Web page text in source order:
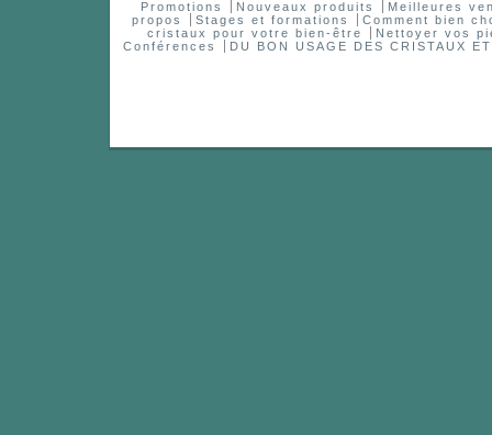
Promotions Nouveaux produits
Meilleures
propos
Stages et formations
Comment bien
cristaux pour votre bien-être
Nettoyer vos
Conférences
DU BON USAGE DES CRISTAUX